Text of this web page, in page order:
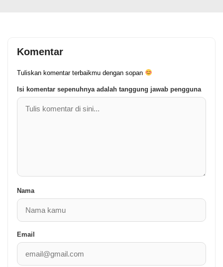
Komentar
Tuliskan komentar terbaikmu dengan sopan
Isi komentar sepenuhnya adalah tanggung jawab pengguna
Nama
Email